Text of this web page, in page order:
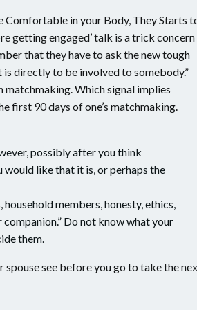
Comfortable in your Body, They Starts
getting engaged’ talk is a trick concern
that they have to ask the new tough
directly to be involved to somebody.”
matchmaking. Which signal implies
first 90 days of one’s matchmaking.
possibly after you think
would like that it is, or perhaps the
members, honesty, ethics,
Do not know what your
them.
see before you go to take the